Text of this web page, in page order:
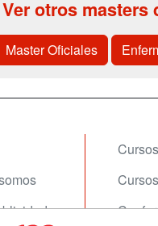
Ver otros masters
Master Oficiales